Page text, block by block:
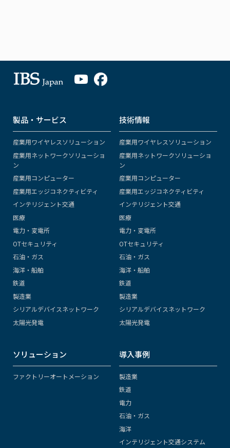
製品・サービス
産業用ワイヤレスソリューション
産業用ネットワークソリューショ
ン
産業用コンピューター
産業用エッジコネクティビティ
インテリジェント交通
医療
電力・変電所
OTセキュリティ
石油・ガス
海洋・船舶
鉄道
製造業
シリアルデバイスネットワーク
太陽光発電
技術情報
産業用ワイヤレスソリューション
産業用ネットワークソリューショ
ン
産業用コンピューター
産業用エッジコネクティビティ
インテリジェント交通
医療
電力・変電所
OTセキュリティ
石油・ガス
海洋・船舶
鉄道
製造業
シリアルデバイスネットワーク
太陽光発電
ソリューション
ファクトリーオートメーション
導入事例
製造業
鉄道
電力
石油・ガス
海洋
インテリジェント交通システム